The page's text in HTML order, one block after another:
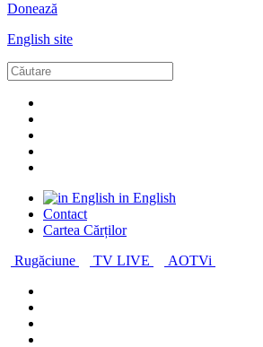
Donează
English site
in English
Contact
Cartea Cărților
Rugăciune
TV LIVE AOTVi